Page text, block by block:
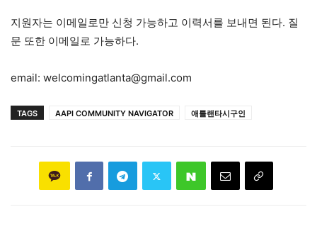
지원자는 이메일로만 신청 가능하고 이력서를 보내면 된다. 질
문 또한 이메일로 가능하다.
email: welcomingatlanta@gmail.com
TAGS AAPI COMMUNITY NAVIGATOR 애틀랜타시구인